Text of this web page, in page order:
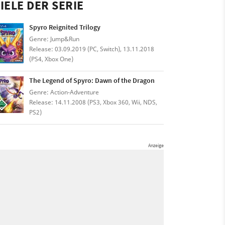
DER SERIE
Spyro Reignited Trilogy
Genre: Jump&Run
Release: 03.09.2019 (PC, Switch), 13.11.2018
(PS4, Xbox One)
The Legend of Spyro: Dawn of the Dragon
Genre: Action-Adventure
Release: 14.11.2008 (PS3, Xbox 360, Wii, NDS,
PS2)